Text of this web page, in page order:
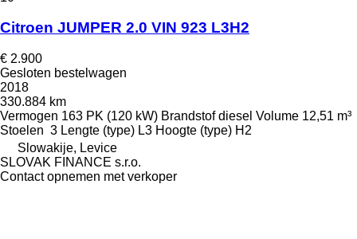
Citroen JUMPER 2.0 VIN 923 L3H2
€ 2.900
Gesloten bestelwagen
2018
330.884 km
Vermogen 163 PK (120 kW) Brandstof diesel Volume 12,51 m³
Stoelen 3 Lengte (type) L3 Hoogte (type) H2
Slowakije, Levice
SLOVAK FINANCE s.r.o.
Contact opnemen met verkoper